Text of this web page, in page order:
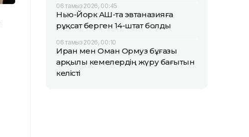
06 тамыз 2026, 00:45
Нью-Йорк АҚШ-та эвтаназияға
рұқсат берген 14-штат болды
06 тамыз 2026, 00:10
Иран мен Оман Ормуз бұғазы
арқылы кемелердің жүру бағытын
келісті